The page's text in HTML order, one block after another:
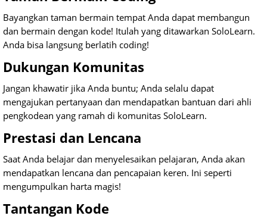
Bayangkan taman bermain tempat Anda dapat membangun
dan bermain dengan kode! Itulah yang ditawarkan SoloLearn.
Anda bisa langsung berlatih coding!
Dukungan Komunitas
Jangan khawatir jika Anda buntu; Anda selalu dapat
mengajukan pertanyaan dan mendapatkan bantuan dari ahli
pengkodean yang ramah di komunitas SoloLearn.
Prestasi dan Lencana
Saat Anda belajar dan menyelesaikan pelajaran, Anda akan
mendapatkan lencana dan pencapaian keren. Ini seperti
mengumpulkan harta magis!
Tantangan Kode